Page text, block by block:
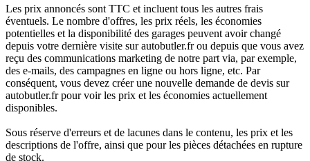
Les prix annoncés sont TTC et incluent tous les autres frais
éventuels. Le nombre d'offres, les prix réels, les économies
potentielles et la disponibilité des garages peuvent avoir changé
depuis votre dernière visite sur autobutler.fr ou depuis que vous avez
reçu des communications marketing de notre part via, par exemple,
des e-mails, des campagnes en ligne ou hors ligne, etc. Par
conséquent, vous devez créer une nouvelle demande de devis sur
autobutler.fr pour voir les prix et les économies actuellement
disponibles.
Sous réserve d'erreurs et de lacunes dans le contenu, les prix et les
descriptions de l'offre, ainsi que pour les pièces détachées en rupture
de stock.